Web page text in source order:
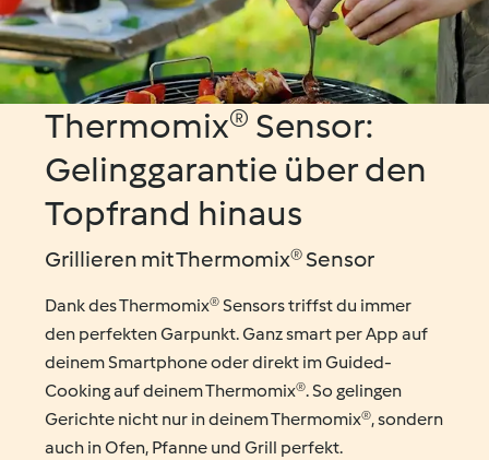
Thermomix® Sensor:
Gelinggarantie über den
Topfrand hinaus
Grillieren mit Thermomix® Sensor
Dank des Thermomix® Sensors triffst du immer
den perfekten Garpunkt. Ganz smart per App auf
deinem Smartphone oder direkt im Guided-
Cooking auf deinem Thermomix®. So gelingen
Gerichte nicht nur in deinem Thermomix®, sondern
auch in Ofen, Pfanne und Grill perfekt.